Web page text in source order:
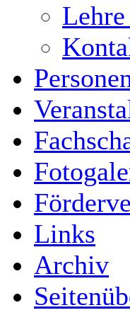
Links
Archiv